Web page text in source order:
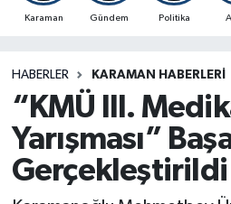
Karaman Gündem Politika
HABERLER KARAMAN HABERLERI
“KMÜ III.
Yarışması”
Gerçekleştirildi
Ulusal Haberler
Vefat Edenler